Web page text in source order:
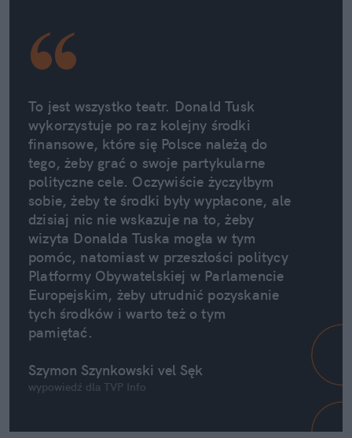
To jest wszystko teatr. Donald Tusk
wykorzystuje po raz kolejny środki
finansowe, które się Polsce należą do
tego, żeby grać o swoje partykularne
polityczne cele. Oczywiście życzyłbym
sobie, żeby te środki były wypłacone, ale
dzisiaj nic nie wskazuje na to, żeby
wizyta Donalda Tuska mogła w tym
pomóc, natomiast w przeszłości politycy
Platformy Obywatelskiej w Parlamencie
Europejskim, żeby utrudnić pozyskanie
tych środków i warto też o tym
pamiętać.
Szymon Szynkowski vel Sęk
wypowiedź dla TVP Info